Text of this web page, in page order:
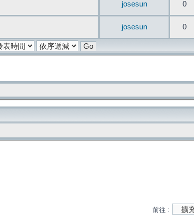
josesun 0
josesun 0
前往 :